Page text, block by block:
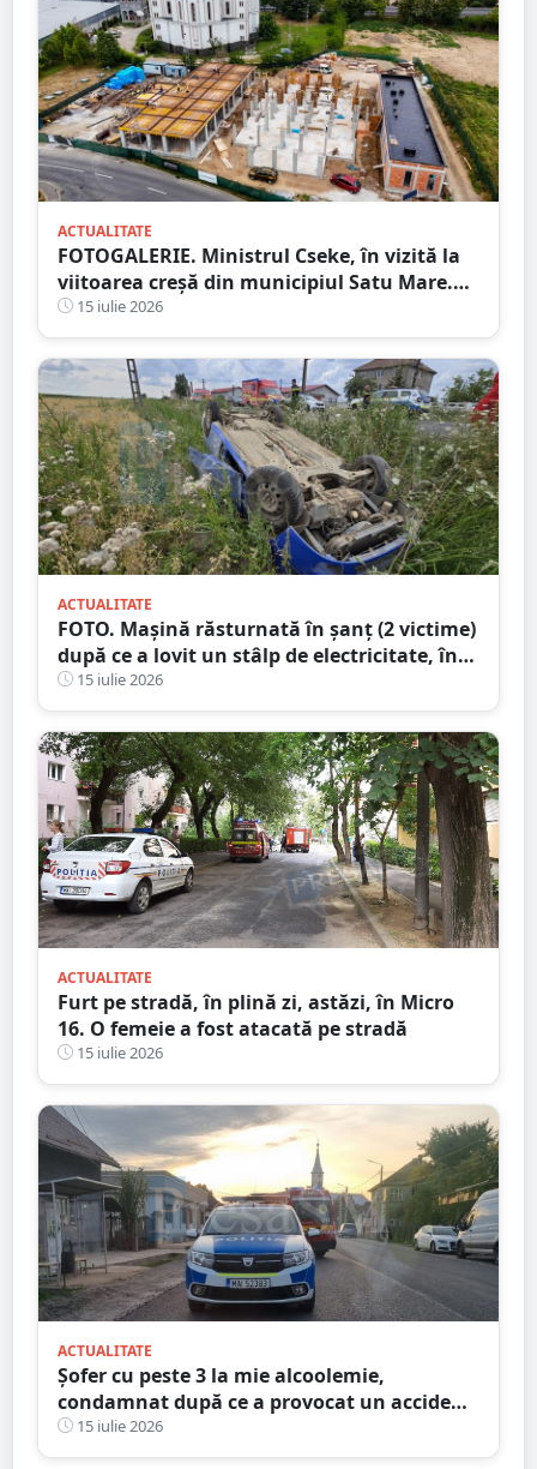
ACTUALITATE
FOTOGALERIE. Ministrul Cseke, în vizită la
viitoarea creșă din municipiul Satu Mare.
Ce spune primarul despre lucrări
15 iulie 2026
ACTUALITATE
FOTO. Mașină răsturnată în șanț (2 victime)
după ce a lovit un stâlp de electricitate, în
județul Satu Mare
15 iulie 2026
ACTUALITATE
Furt pe stradă, în plină zi, astăzi, în Micro
16. O femeie a fost atacată pe stradă
15 iulie 2026
ACTUALITATE
Șofer cu peste 3 la mie alcoolemie,
condamnat după ce a provocat un accident
dimineața. Ce explicație le-a dat
judecătorilor
15 iulie 2026